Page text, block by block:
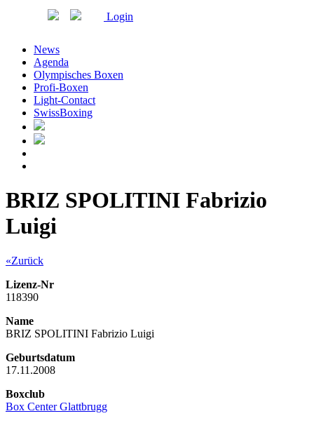
Login
News
Agenda
Olympisches Boxen
Profi-Boxen
Light-Contact
SwissBoxing
BRIZ SPOLITINI Fabrizio
Luigi
«Zurück
Lizenz-Nr
118390
Name
BRIZ SPOLITINI Fabrizio Luigi
Geburtsdatum
17.11.2008
Boxclub
Box Center Glattbrugg